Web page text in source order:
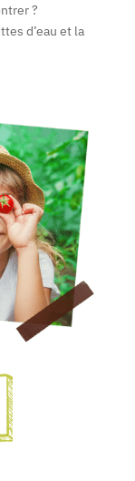
?
d’eau et la